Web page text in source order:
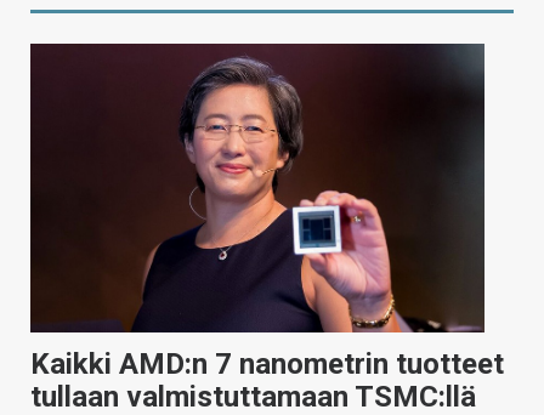
Kaikki AMD:n 7 nanometrin tuotteet
tullaan valmistuttamaan TSMC:llä